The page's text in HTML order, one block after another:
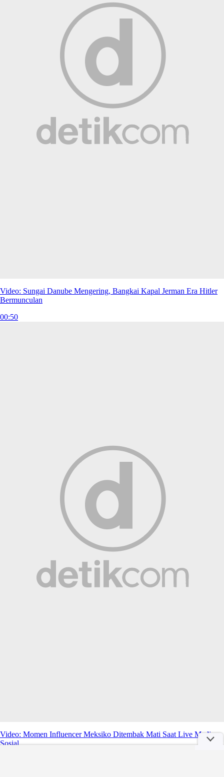
Video: Sungai Danube Mengering, Bangkai Kapal Jerman Era Hitler
Bermunculan
00:50
Video: Momen Influencer Meksiko Ditembak Mati Saat Live Media
Sosial